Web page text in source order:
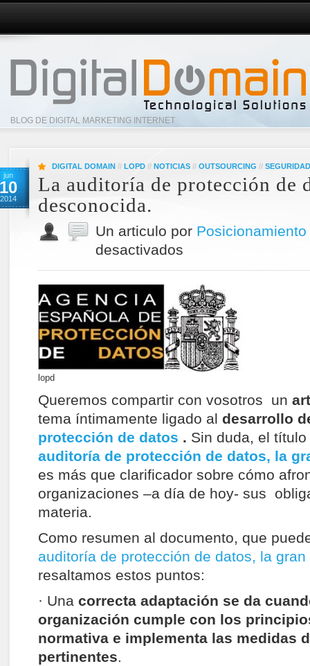
BLOG DE DIGITAL MARKETING INTERNET
jun
10
2014
DIGITAL DOMAIN // LOPD // NOTICIAS // OUTSOURCING // SEGURIDAD
La auditoría de protección de
desconocida.
Un articulo por Posicionamiento
desactivados
lopd
Queremos compartir con vosotros un
tema íntimamente ligado al desarrollo
protección de datos . Sin duda, el
auditoría de protección de datos, la
es más que clarificador sobre cómo
organizaciones –a día de hoy- sus
materia.
Como resumen al documento, que
auditoría de protección de datos, la
resaltamos estos puntos:
· Una correcta adaptación se da
organización cumple con los
normativa e implementa las medidas
pertinentes.